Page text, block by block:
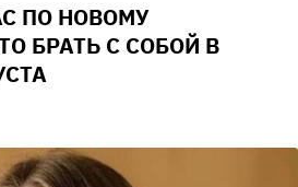
ПО НОВОМУ
БРАТЬ С СОБОЙ В